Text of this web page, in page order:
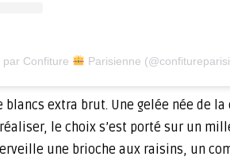
Confiture Parisienne
extra brut. Une gelée née de
le choix s’est porté sur un
une brioche aux raisins, un